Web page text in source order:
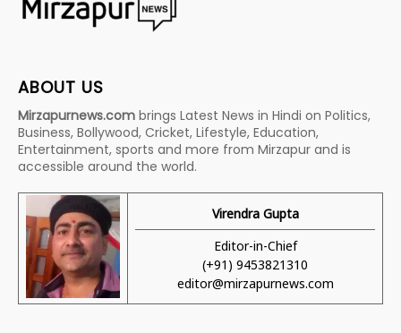
ABOUT US
Mirzapurnews.com brings Latest News in Hindi on Politics,
Business, Bollywood, Cricket, Lifestyle, Education,
Entertainment, sports and more from Mirzapur and is
accessible around the world.
Virendra Gupta
Editor-in-Chief
(+91) 9453821310
editor@mirzapurnews.com